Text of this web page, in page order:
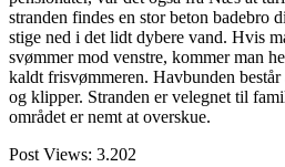
stranden findes en stor beton badebro
stige ned i det lidt dybere vand. Hvis
svømmer mod venstre, kommer man
kaldt frisvømmeren. Havbunden
og klipper. Stranden er velegnet til
området er nemt at overskue.
Post Views: 3.202